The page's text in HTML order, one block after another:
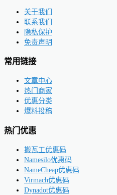
关于我们
联系我们
隐私保护
免责声明
常用链接
文章中心
热门商家
优惠分类
爆料投稿
热门优惠
搬瓦工优惠码
Namesilo优惠码
NameCheap优惠码
Virmach优惠码
Dynadot优惠码